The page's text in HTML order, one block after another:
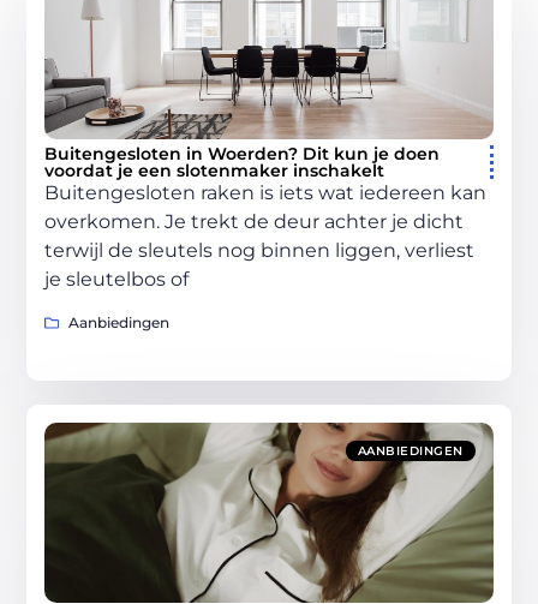
Buitengesloten in Woerden? Dit kun je doen
voordat je een slotenmaker inschakelt
Buitengesloten raken is iets wat iedereen kan
overkomen. Je trekt de deur achter je dicht
terwijl de sleutels nog binnen liggen, verliest
je sleutelbos of
Aanbiedingen
AANBIEDINGEN